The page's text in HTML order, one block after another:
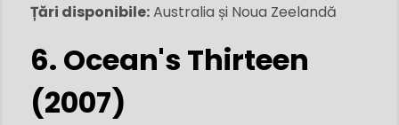
Țări disponibile:Australia și Noua Zeelandă
6. Ocean's Thirteen
(2007)